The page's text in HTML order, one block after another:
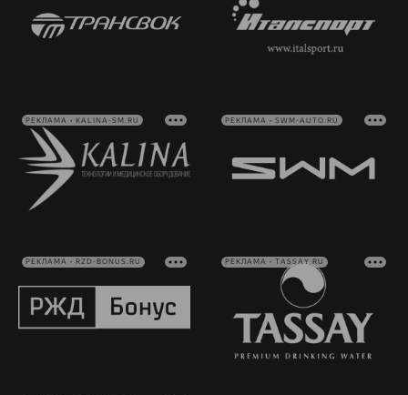
РЕКЛАМА • KALINA-SM.RU РЕКЛАМА • SWM-AUTO.RU
РЕКЛАМА • RZD-BONUS.RU РЕКЛАМА • TASSAY.RU